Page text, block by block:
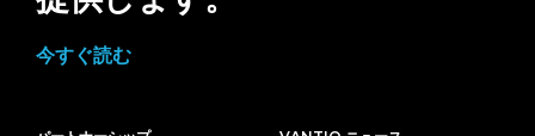
今すぐ読む